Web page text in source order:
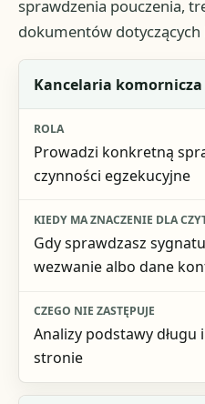
sprawdzenia pouczenia,
dokumentów
Podmiot
Rola
Kiedy ma znaczenie dla
Kancelaria komornicza
Prowadzi konkretną
czynności egzekucyjne
Gdy sprawdzasz
wezwanie albo dane
Analizy podstawy
stronie